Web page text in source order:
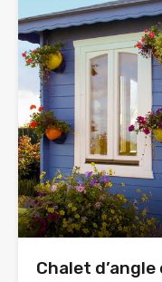
Chalet d’angle